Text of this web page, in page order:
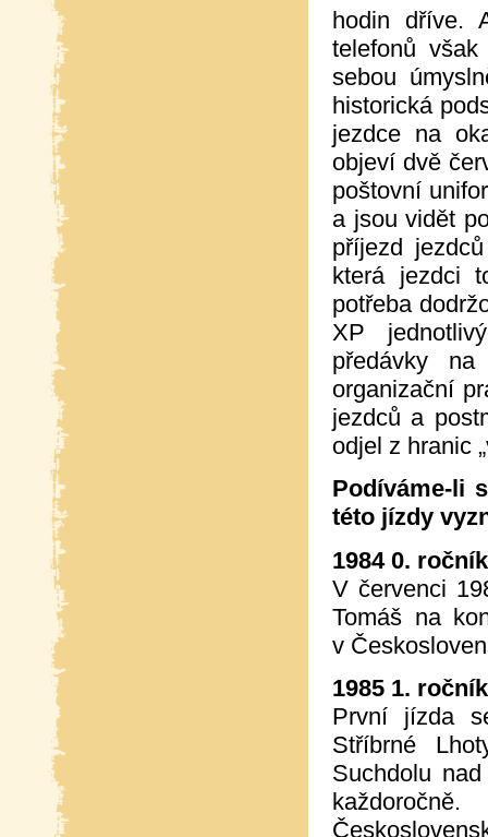
hodin dříve.
telefonů
sebou
historická
jezdce na
objeví dvě
poštovní
a jsou vidět
příjezd
která jezdci
potřeba
XP
předávky
organizační
jezdců a
odjel z hranic
Podíváme-li
této jízdy
1984 0.
V červenci
Tomáš na
v
1985 1.
První jízda
Stříbrné
Suchdolu